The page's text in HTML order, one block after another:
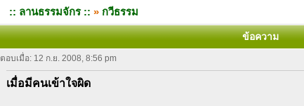
:: ลานธรรมจักร :: » กวีธรรม
ข้อความ
ตอบเมื่อ: 12 ก.ย. 2008, 8:56 pm
เมื่อมีคนเข้าใจผิด